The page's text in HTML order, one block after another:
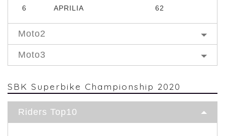
6
APRILIA 62
Moto2
Moto3
SBK Superbike Championship 2020
Riders Top10